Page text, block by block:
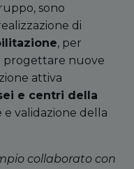
sono
di
, per
progettare nuove
attiva
e centri della
e validazione della
collaborato con